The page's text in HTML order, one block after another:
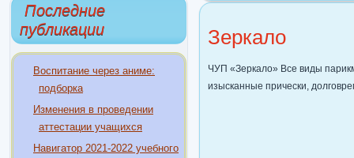
Последние
публикации
Воспитание через аниме:
подборка
Изменения в проведении
аттестации учащихся
Навигатор 2021-2022 учебного
Зеркало
ЧУП «Зеркало» Все виды
изысканные прически,